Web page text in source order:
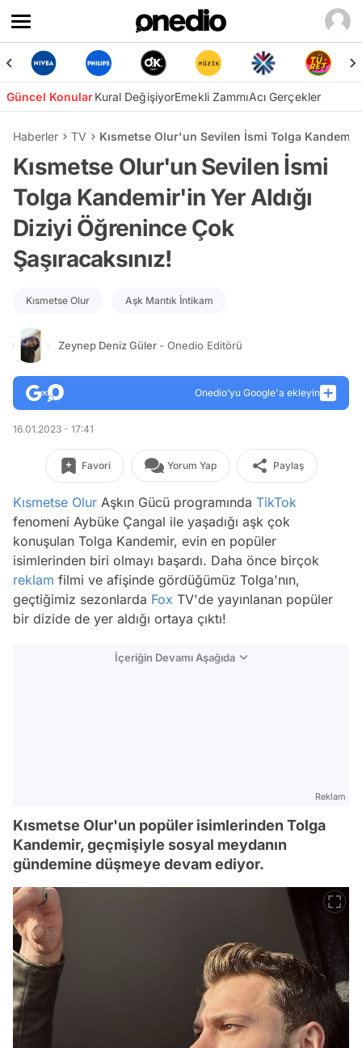
Güncel KonularKural DeğişiyorEmekli ZammıAcı Gerçekler
Haberler TV Kısmetse Olur'un Sevilen İsmi Tolga
Kısmetse Olur'un Sevilen İsmi
Tolga Kandemir'in Yer Aldığı
Diziyi Öğrenince Çok
Şaşıracaksınız!
Kısmetse Olur Aşk Mantık İntikam
Zeynep Deniz Güler - Onedio Editörü
Onedio’yu Google'a ekleyin
16.01.2023 - 17:41
Favori Yorum Yap Paylaş
Kısmetse Olur Aşkın Gücü programında TikTok
fenomeni Aybüke Çangal ile yaşadığı aşk çok
konuşulan Tolga Kandemir, evin en popüler
isimlerinden biri olmayı başardı. Daha önce birçok
reklam filmi ve afişinde gördüğümüz Tolga'nın,
geçtiğimiz sezonlarda Fox TV'de yayınlanan popüler
bir dizide de yer aldığı ortaya çıktı!
İçeriğin Devamı Aşağıda
Reklam
Kısmetse Olur'un popüler isimlerinden Tolga
Kandemir, geçmişiyle sosyal meydanın
gündemine düşmeye devam ediyor.